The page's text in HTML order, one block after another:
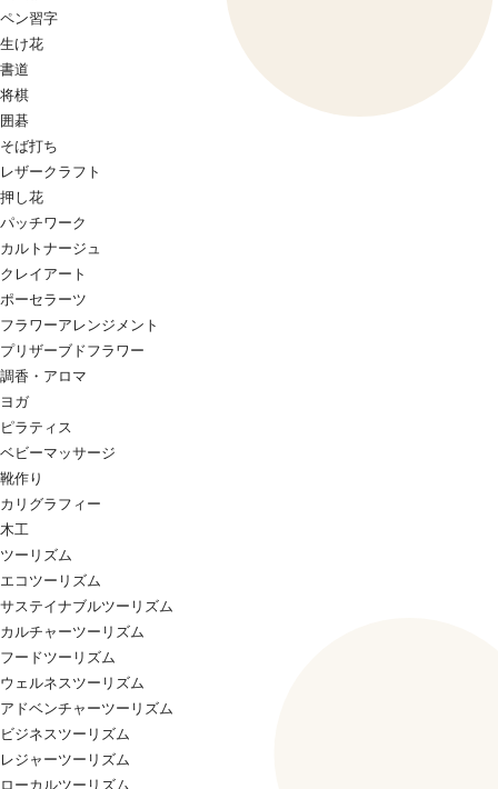
ペン習字
生け花
書道
将棋
囲碁
そば打ち
レザークラフト
押し花
パッチワーク
カルトナージュ
クレイアート
ポーセラーツ
フラワーアレンジメント
プリザーブドフラワー
調香・アロマ
ヨガ
ピラティス
ベビーマッサージ
靴作り
カリグラフィー
木工
ツーリズム
エコツーリズム
サステイナブルツーリズム
カルチャーツーリズム
フードツーリズム
ウェルネスツーリズム
アドベンチャーツーリズム
ビジネスツーリズム
レジャーツーリズム
ローカルツーリズム